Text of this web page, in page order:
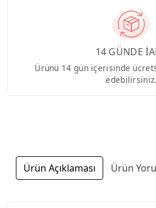
14 GÜNDE
Ürünü 14 gün içerisinde
edebilirsiniz.
Ürün Açıklaması Ürün